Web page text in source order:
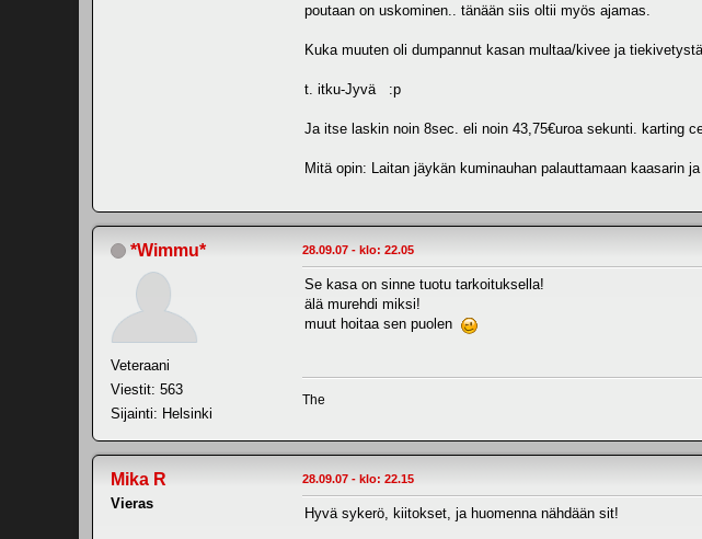
poutaan on uskominen.. tänään siis oltii myös ajamas.
Kuka muuten oli dumpannut kasan multaa/kivee ja
t. itku-Jyvä :p
Ja itse laskin noin 8sec. eli noin 43,75€uroa sekunti. karting
Mitä opin: Laitan jäykän kuminauhan palauttamaan kaasarin
*Wimmu*
Veteraani
Viestit: 563
Sijainti: Helsinki
28.09.07 - klo: 22.05
Se kasa on sinne tuotu tarkoituksella!
älä murehdi miksi!
muut hoitaa sen puolen
The
Mika R
Vieras
28.09.07 - klo: 22.15
Hyvä sykerö, kiitokset, ja huomenna nähdään sit!